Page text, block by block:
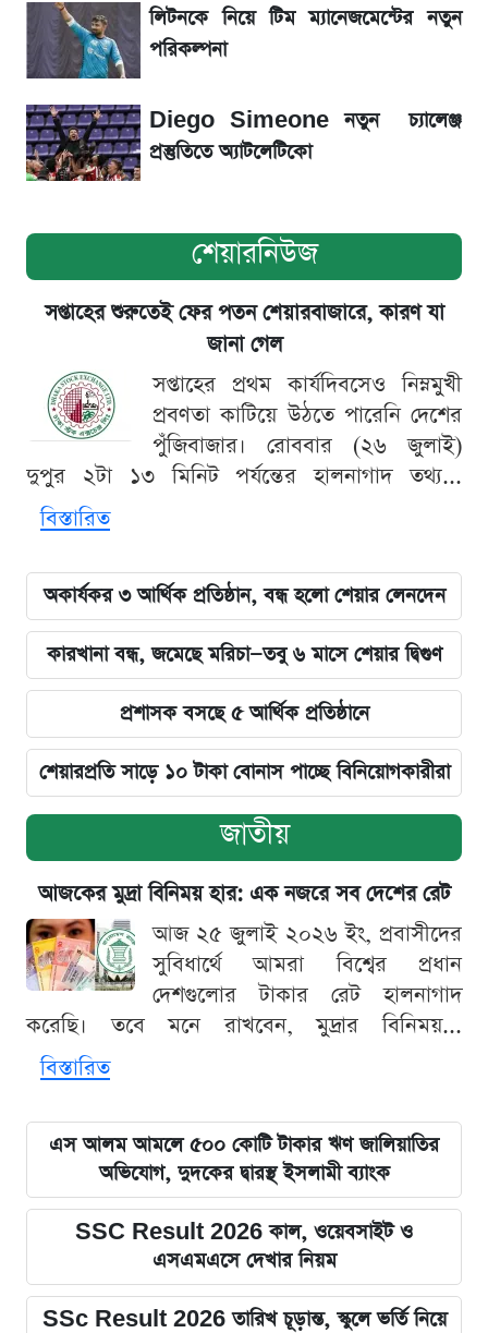
রাজশাহী বিভাগের ২০ কলেজের তালিকা এক নজরে
SSC Result হাতে পাওয়ার পর যে ভুলগুলো
করবেন না
লিটনকে নিয়ে টিম ম্যানেজমেন্টের নতুন
পরিকল্পনা
Diego Simeone নতুন চ্যালেঞ্জ
প্রস্তুতিতে অ্যাটলেটিকো
শেয়ারনিউজ
সপ্তাহের শুরুতেই ফের পতন শেয়ারবাজারে, কারণ যা
জানা গেল
সপ্তাহের প্রথম কার্যদিবসেও নিম্নমুখী
প্রবণতা কাটিয়ে উঠতে পারেনি দেশের
পুঁজিবাজার। রোববার (২৬ জুলাই)
দুপুর ২টা ১৩ মিনিট পর্যন্তের হালনাগাদ তথ্য...
বিস্তারিত
অকার্যকর ৩ আর্থিক প্রতিষ্ঠান, বন্ধ হলো শেয়ার লেনদেন
কারখানা বন্ধ, জমেছে মরিচা—তবু ৬ মাসে শেয়ার দ্বিগুণ
প্রশাসক বসছে ৫ আর্থিক প্রতিষ্ঠানে
শেয়ারপ্রতি সাড়ে ১০ টাকা বোনাস পাচ্ছে বিনিয়োগকারীরা
জাতীয়
আজকের মুদ্রা বিনিময় হার: এক নজরে সব দেশের রেট
আজ ২৫ জুলাই ২০২৬ ইং, প্রবাসীদের
সুবিধার্থে আমরা বিশ্বের প্রধান
দেশগুলোর টাকার রেট হালনাগাদ
করেছি। তবে মনে রাখবেন, মুদ্রার বিনিময়...
বিস্তারিত
এস আলম আমলে ৫০০ কোটি টাকার ঋণ জালিয়াতির
অভিযোগ, দুদকের দ্বারস্থ ইসলামী ব্যাংক
SSC Result 2026 কাল, ওয়েবসাইট ও
এসএমএসে দেখার নিয়ম
SSc Result 2026 তারিখ চূড়ান্ত, স্কুলে ভর্তি নিয়ে